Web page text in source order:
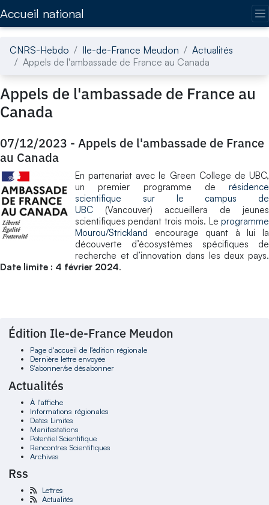
Accueil national
CNRS-Hebdo Ile-de-France Meudon
Actualités
Appels de l'ambassade de France au Canada
Appels de l'ambassade de France au
Canada
07/12/2023 - Appels de l'ambassade de France
au Canada
En partenariat avec le Green College de UBC,
un premier programme de résidence
scientifique sur le campus de
UBC (Vancouver) accueillera de jeunes
scientifiques pendant trois mois. Le programme
Mourou/Strickland encourage quant à lui la
découverte d’écosystèmes spécifiques de
recherche et d’innovation dans les deux pays.
Date limite : 4 février 2024.
Édition Ile-de-France Meudon
Page d'accueil de l'édition régionale
Dernière lettre envoyée
S'abonner/se désabonner
Actualités
À l'affiche
Informations régionales
Dates Limites
Manifestations
Potentiel Scientifique
Rencontres Scientifiques
Archives
Rss
Lettres
Actualités